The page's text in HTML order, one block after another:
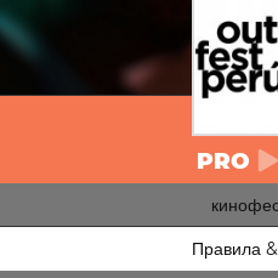
PRO
Правила